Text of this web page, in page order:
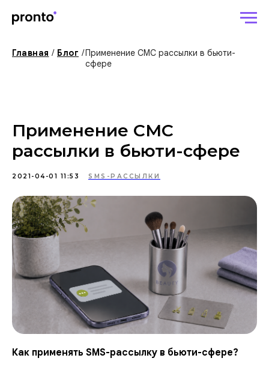
Главная / Блог /Применение СМС рассылки в бьюти-
сфере
Применение СМС
рассылки в бьюти-сфере
2021-04-01 11:53 SMS-РАССЫЛКИ
Как применять SMS-рассылку в бьюти-сфере?